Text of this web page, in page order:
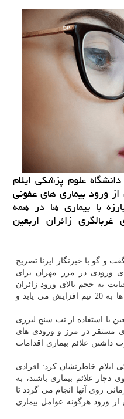
علوم پزشكی ایلام
ورود بیماری های عفونی
مبارزه با بیماری ها در همه
زائران اربعین
و گو با خبرنگار ایرنا تصریح
ورودی در مرز مهران برای
به حجم بالای ورود زائران
به كشور در روزهای اربعین این تیم ها به 20 تیم افزایش می یابد و
با استفاده از تب سنج لیزری
مستقر در مرز و ورودی های
داشتن علائم بیماری اقدامات
ایلام خاطرنشان كرد: افرادی
علائم بیماری باشند، به
روی آنها انجام می گردد تا
از ورود هرگونه عوامل بیماری